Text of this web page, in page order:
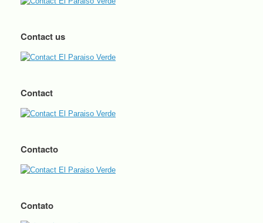
Contact us
Contact
Contacto
Contato